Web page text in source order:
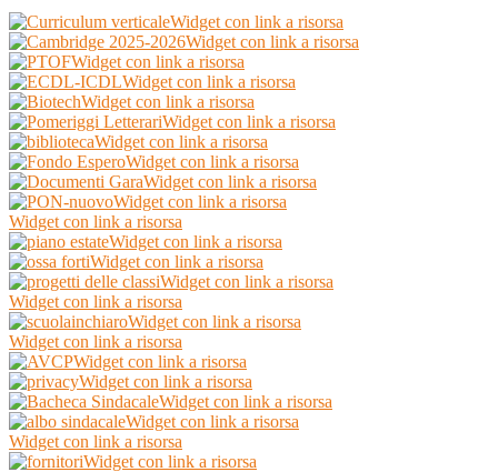
Widget con link a risorsa
Widget con link a risorsa
Widget con link a risorsa
Widget con link a risorsa
Widget con link a risorsa
Widget con link a risorsa
Widget con link a risorsa
Widget con link a risorsa
Widget con link a risorsa
Widget con link a risorsa
Widget con link a risorsa
Widget con link a risorsa
Widget con link a risorsa
Widget con link a risorsa
Widget con link a risorsa
Widget con link a risorsa
Widget con link a risorsa
Widget con link a risorsa
Widget con link a risorsa
Widget con link a risorsa
Widget con link a risorsa
Widget con link a risorsa
Widget con link a risorsa